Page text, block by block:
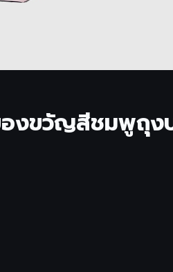
องขวัญสีชมพูถุ